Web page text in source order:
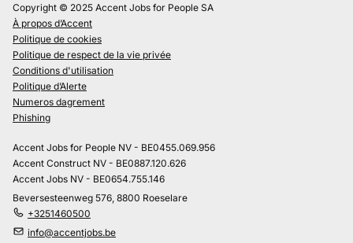
Copyright © 2025 Accent Jobs for People SA
À propos d’Accent
Politique de cookies
Politique de respect de la vie privée
Conditions d'utilisation
Politique d’Alerte
Numeros dagrement
Phishing
Accent Jobs for People NV - BE0455.069.956
Accent Construct NV - BE0887.120.626
Accent Jobs NV - BE0654.755.146
Beversesteenweg 576, 8800 Roeselare
+3251460500
info@accentjobs.be